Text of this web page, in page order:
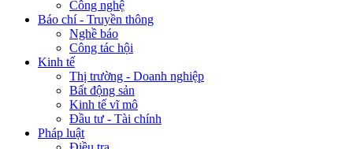
Công nghệ
Báo chí - Truyền thông
Nghề báo
Công tác hội
Kinh tế
Thị trường - Doanh nghiệp
Bất động sản
Kinh tế vĩ mô
Đầu tư - Tài chính
Pháp luật